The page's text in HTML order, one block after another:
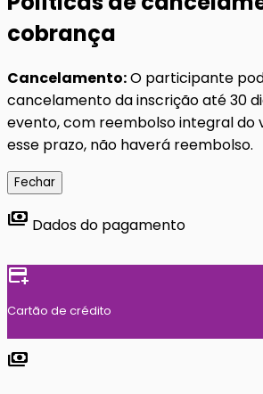
cobrança
Cancelamento:O participante
cancelamento da inscrição até 30
evento, com reembolso integral do
esse prazo, não haverá reembolso.
Fechar
payments Dados do pagamento
add_card
Cartão de crédito
payments